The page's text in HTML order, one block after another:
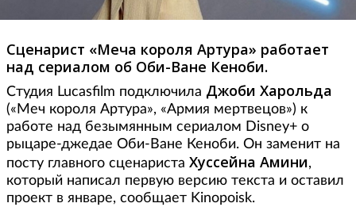
Сценарист «Меча короля Артура» работает
над сериалом об Оби-Ване Кеноби.
Студия Lucasfilm подключила Джоби Харольда
(«Меч короля Артура», «Армия мертвецов») к
работе над безымянным сериалом Disney+ о
рыцаре-джедае Оби-Ване Кеноби. Он заменит на
посту главного сценариста Хуссейна Амини,
который написал первую версию текста и оставил
проект в январе, сообщает Kinopoisk.